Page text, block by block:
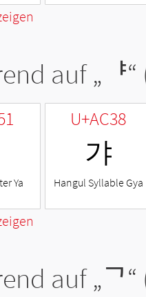
auf „ ᅣ
Ya
U+AC38
갸
Hangul Syllable Gya
auf „ᄀ